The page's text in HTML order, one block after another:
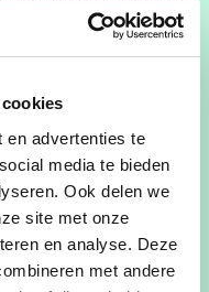
en advertenties te
media te bieden
Ook delen we
site met onze
en analyse. Deze
met andere
eronder
samenwerken, wij
en elkaar
sterk maakt.
en onze
zijn de sleutels tot